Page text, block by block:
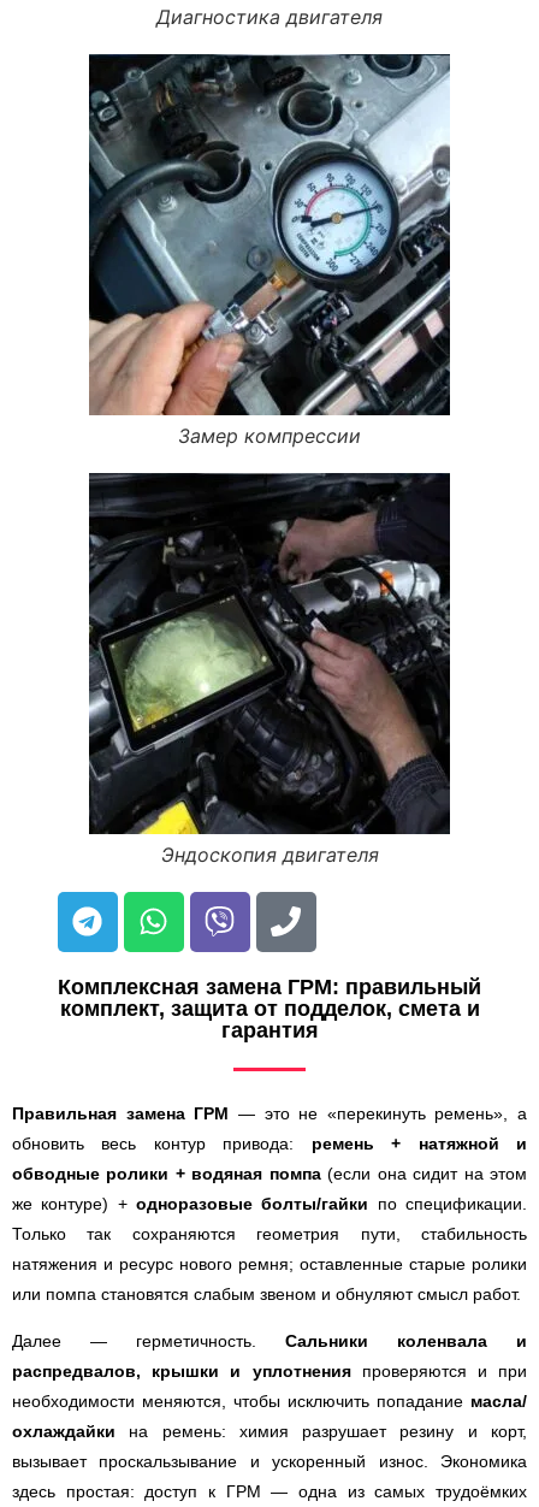
Диагностика двигателя
Замер компрессии
Эндоскопия двигателя
Комплексная замена ГРМ: правильный
комплект, защита от подделок, смета и
гарантия
Правильная замена ГРМ — это не «перекинуть ремень», а
обновить весь контур привода: ремень + натяжной и
обводные ролики + водяная помпа(если она сидит на этом
же контуре) + одноразовые болты/гайки по спецификации.
Только так сохраняются геометрия пути, стабильность
натяжения и ресурс нового ремня; оставленные старые ролики
или помпа становятся слабым звеном и обнуляют смысл работ.
Далее — герметичность. Сальники коленвала и
распредвалов, крышки и уплотненияпроверяются и при
необходимости меняются, чтобы исключить попадание масла/
охлаждайки на ремень: химия разрушает резину и корт,
вызывает проскальзывание и ускоренный износ. Экономика
здесь простая: доступ к ГРМ — одна из самых трудоёмких